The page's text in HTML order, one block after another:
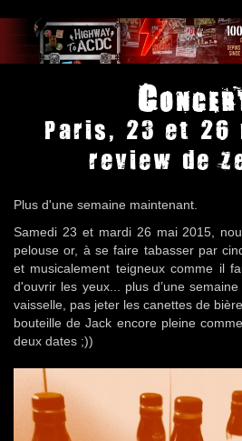
Paris, 23 et 26
review de
Plus d'une semaine maintenant.
Samedi 23 et mardi 26 mai 2015,
pelouse or, à se faire tabasser par
et musicalement teigneux comme il
d'ouvrir les yeux... plus d’une
vaisselle, pas jeter les canettes de
bouteille de Jack encore pleine
deux dates ;))